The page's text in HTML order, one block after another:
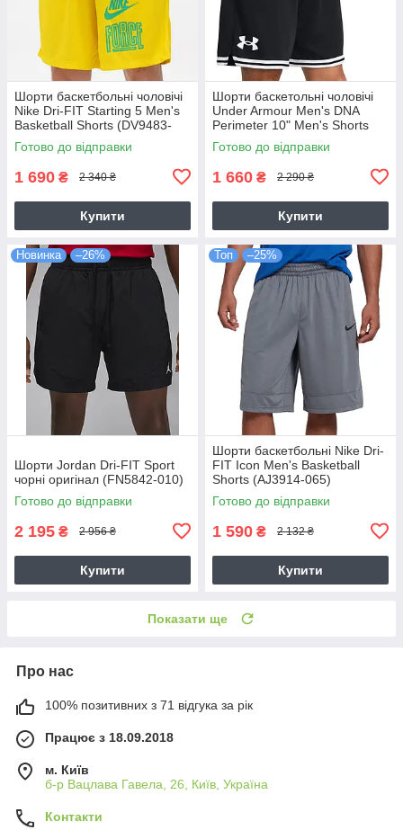
Шорти баскетбольні чоловічі
Nike Dri-FIT Starting 5 Men's
Basketball Shorts (DV9483-
735)
Готово до відправки
1 690 ₴ 2 340 ₴
Купити
Шорти баскетольні чоловічі
Under Armour Men's DNA
Perimeter 10" Men's Shorts
(1383392-001)
Готово до відправки
1 660 ₴ 2 290 ₴
Купити
Новинка –26%
Шорти Jordan Dri-FIT Sport
чорні оригінал (FN5842-010)
Готово до відправки
2 195 ₴ 2 956 ₴
Купити
Топ –25%
Шорти баскетбольні Nike Dri-
FIT Icon Men's Basketball
Shorts (AJ3914-065)
Готово до відправки
1 590 ₴ 2 132 ₴
Купити
Показати ще
Про нас
100% позитивних з 71 відгука за рік
Працює з 18.09.2018
м. Київ
б-р Вацлава Гавела, 26, Київ, Україна
Контакти